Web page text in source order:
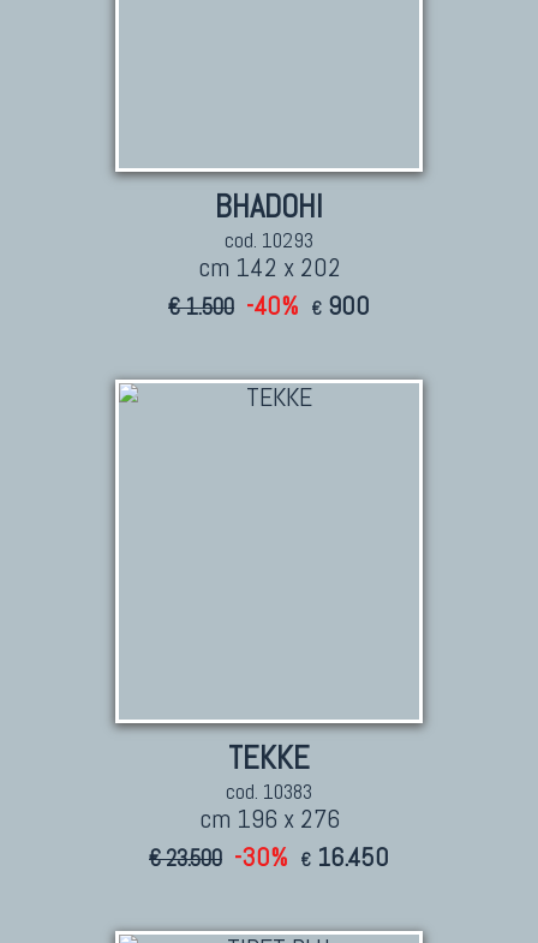
BHADOHI
cod. 10293
cm 142 x 202
€ 1.500 -40% € 900
TEKKE
cod. 10383
cm 196 x 276
€ 23.500 -30% € 16.450